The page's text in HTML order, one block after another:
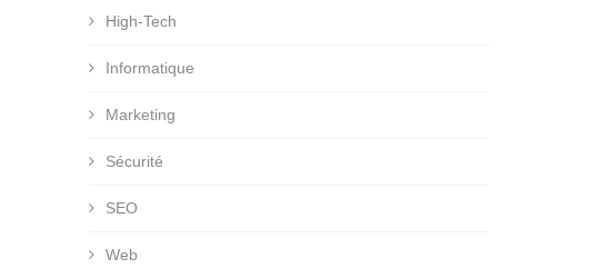
High-Tech
Informatique
Marketing
Sécurité
SEO
Web